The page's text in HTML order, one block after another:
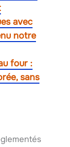
avec
notre
four :
sans